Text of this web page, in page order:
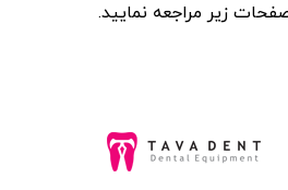
زیر مراجعه نمایید.